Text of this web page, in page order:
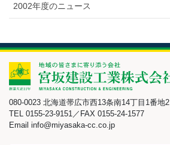
2002年度のニュース
080-0023 北海道帯広市西13条南14丁目1番地2
TEL 0155-23-9151／FAX 0155-24-1577
Email info@miyasaka-cc.co.jp